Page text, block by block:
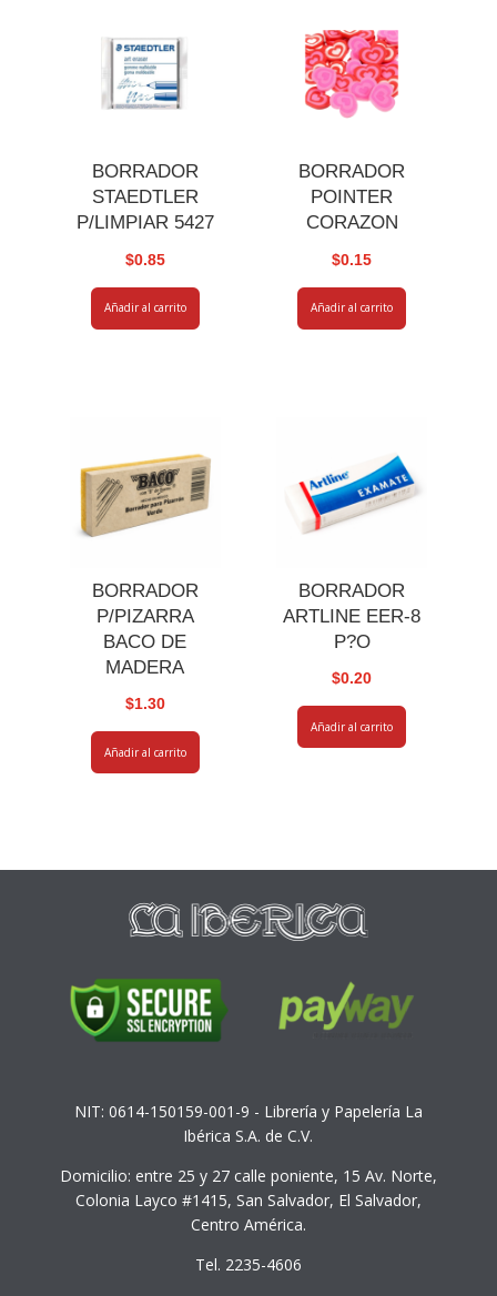
BORRADOR
STAEDTLER
P/LIMPIAR 5427
$0.85
Añadir al carrito
BORRADOR
POINTER
CORAZON
$0.15
Añadir al carrito
BORRADOR
P/PIZARRA
BACO DE
MADERA
$1.30
Añadir al carrito
BORRADOR
ARTLINE EER-8
P?O
$0.20
Añadir al carrito
NIT: 0614-150159-001-9 - Librería y Papelería La
Ibérica S.A. de C.V.
Domicilio: entre 25 y 27 calle poniente, 15 Av. Norte,
Colonia Layco #1415, San Salvador, El Salvador,
Centro América.
Tel. 2235-4606